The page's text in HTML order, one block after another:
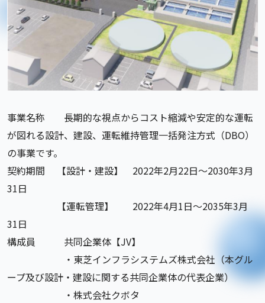
事業名称 長期的な視点からコスト縮減や安定的な運転
が図れる設計、建設、運転維持管理一括発注方式（DBO）
の事業です。
契約期間 【設計・建設】 2022年2月22日～2030年3月
31日
【運転管理】 2022年4月1日～2035年3月
31日
構成員 共同企業体【JV】
・東芝インフラシステムズ株式会社（本グル
ープ及び設計・建設に関する共同企業体の代表企業）
・株式会社クボタ